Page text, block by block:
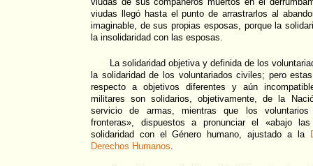
viudas llegó hasta el punto de arrastrarlos al
imaginable, de sus propias esposas, porque la
la insolidaridad con las esposas.
La solidaridad objetiva y definida de los
la solidaridad de los voluntariados civiles; pero
respecto a objetivos diferentes y aún
militares son solidarios, objetivamente, de la
servicio de armas, mientras que los
fronteras», dispuestos a pronunciar el «abajo
solidaridad con el Género humano, ajustado a la
Derechos Humanos.